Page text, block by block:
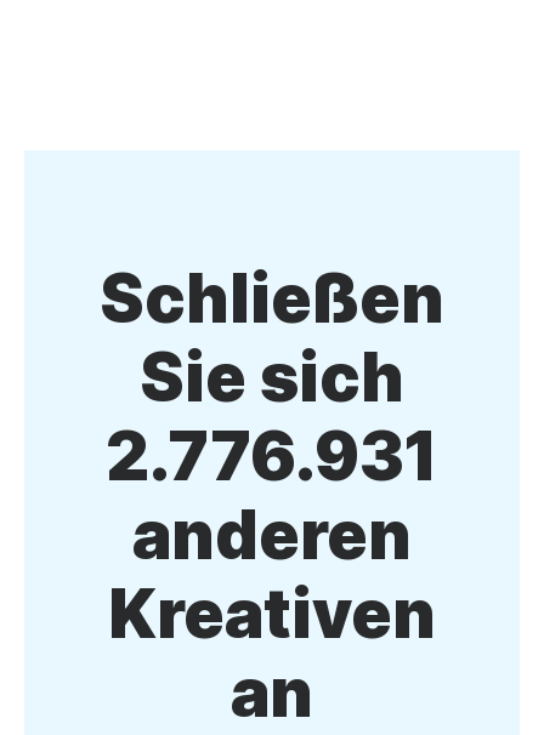
Schließen
Sie sich
2.776.931
anderen
Kreativen
an